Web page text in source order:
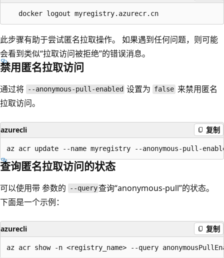
此步骤有助于尝试匿名拉取操作。 如果遇到任何问题，则可能
会看到类似“拉取访问被拒绝”的错误消息。
禁用匿名拉取访问
通过将 --anonymous-pull-enabled 设置为 false来禁用匿名
拉取访问。
azurecli 复制
查询匿名拉取访问的状态
可以使用带参数的 --query查询“anonymous-pull”的状态。
下面是一个示例：
azurecli 复制